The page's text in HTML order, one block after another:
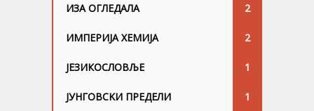
ИЗА ОГЛЕДАЛА 2
ИМПЕРИЈА ХЕМИЈА 2
ЈЕЗИКОСЛОВЉЕ 1
ЈУНГОВСKИ ПРЕДЕЛИ 1